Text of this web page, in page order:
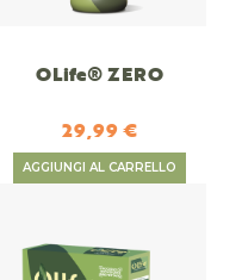
OLife® ZERO
29,99 €
AGGIUNGI AL CARRELLO